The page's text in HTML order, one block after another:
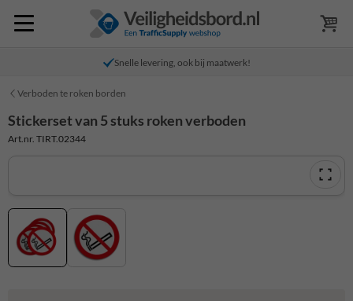
Snelle levering, ook bij maatwerk!
Verboden te roken borden
Stickerset van 5 stuks roken verboden
Art.nr. TIRT.02344